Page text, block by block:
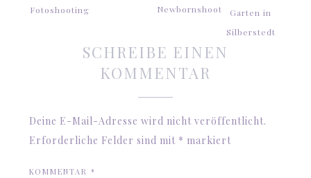
Fotoshooting
Newbornshoot
Garten in
Silberstedt
SCHREIBE EINEN
KOMMENTAR
Deine E-Mail-Adresse wird nicht veröffentlicht.
Erforderliche Felder sind mit * markiert
KOMMENTAR*